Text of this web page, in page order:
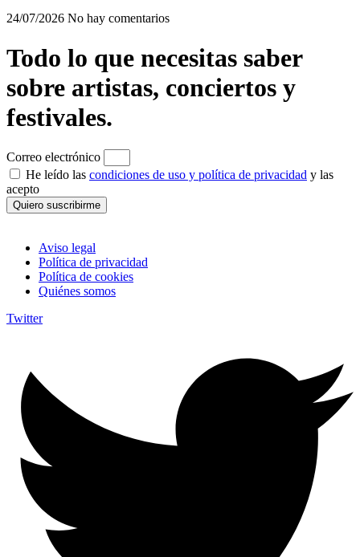
24/07/2026 No hay comentarios
Todo lo que necesitas saber
sobre artistas, conciertos y
festivales.
Correo electrónico
He leído las condiciones de uso y política de privacidad y las
acepto
Quiero suscribirme
Aviso legal
Política de privacidad
Política de cookies
Quiénes somos
Twitter